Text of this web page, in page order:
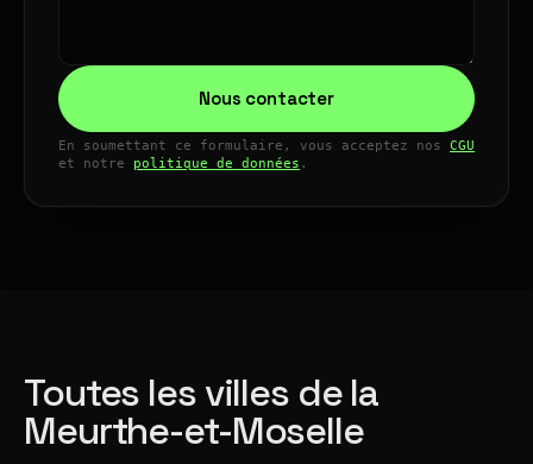
Nous contacter
En soumettant ce formulaire, vous acceptez nos CGU
et notre politique de données .
Toutes les villes de la
Meurthe-et-Moselle